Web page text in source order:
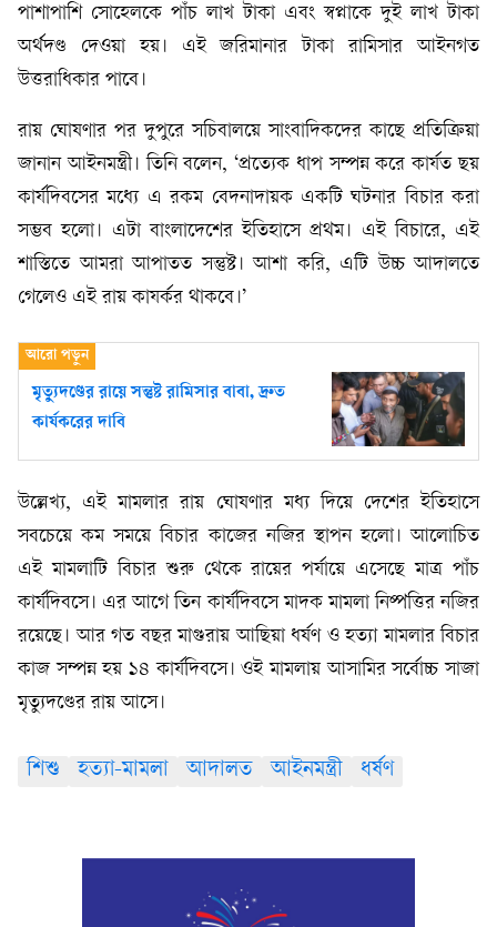
পাশাপাশি সোহেলকে পাঁচ লাখ টাকা এবং স্বপ্নাকে দুই লাখ টাকা
অর্থদণ্ড দেওয়া হয়। এই জরিমানার টাকা রামিসার আইনগত
উত্তরাধিকার পাবে।
রায় ঘোষণার পর দুপুরে সচিবালয়ে সাংবাদিকদের কাছে প্রতিক্রিয়া
জানান আইনমন্ত্রী। তিনি বলেন, ‘প্রত্যেক ধাপ সম্পন্ন করে কার্যত ছয়
কার্যদিবসের মধ্যে এ রকম বেদনাদায়ক একটি ঘটনার বিচার করা
সম্ভব হলো। এটা বাংলাদেশের ইতিহাসে প্রথম। এই বিচারে, এই
শাস্তিতে আমরা আপাতত সন্তুষ্ট। আশা করি, এটি উচ্চ আদালতে
গেলেও এই রায় কাযর্কর থাকবে।’
মৃত্যুদণ্ডের রায়ে সন্তুষ্ট রামিসার বাবা, দ্রুত
কার্যকরের দাবি
উল্লেখ্য, এই মামলার রায় ঘোষণার মধ্য দিয়ে দেশের ইতিহাসে
সবচেয়ে কম সময়ে বিচার কাজের নজির স্থাপন হলো। আলোচিত
এই মামলাটি বিচার শুরু থেকে রায়ের পর্যায়ে এসেছে মাত্র পাঁচ
কার্যদিবসে। এর আগে তিন কার্যদিবসে মাদক মামলা নিষ্পত্তির নজির
রয়েছে। আর গত বছর মাগুরায় আছিয়া ধর্ষণ ও হত্যা মামলার বিচার
কাজ সম্পন্ন হয় ১৪ কার্যদিবসে। ওই মামলায় আসামির সর্বোচ্চ সাজা
মৃত্যুদণ্ডের রায় আসে।
শিশু হত্যা-মামলা আদালত আইনমন্ত্রী ধর্ষণ